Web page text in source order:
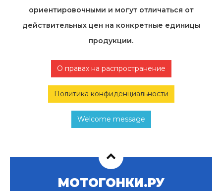
ориентировочными и могут отличаться от
действительных цен на конкретные единицы
продукции.
О правах на распространение
Политика конфиденциальности
Welcome message
МОТОГОНКИ.РУ